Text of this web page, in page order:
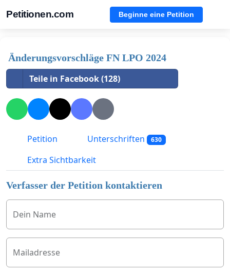
Petitionen.com Beginne eine Petition
Änderungsvorschläge FN LPO 2024
Teile in Facebook (128)
Petition Unterschriften 630
Extra Sichtbarkeit
Verfasser der Petition kontaktieren
Dein Name
Mailadresse